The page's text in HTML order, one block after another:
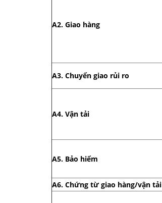
A2. Giao hàng
A3. Chuyển giao rủi ro
A4. Vận tải
A5. Bảo hiểm
A6. Chứng từ giao hàng/vận tải